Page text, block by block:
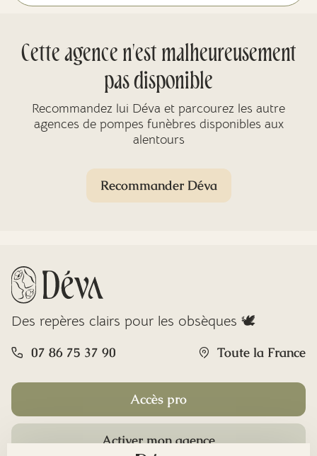
Cette agence n'est malheureusement
pas disponible
Recommandez lui Déva et parcourez les autre
agences de pompes funèbres disponibles aux
alentours
Recommander Déva
Des repères clairs pour les obsèques 🕊️
07 86 75 37 90 Toute la France
Accès pro
Activer mon agence